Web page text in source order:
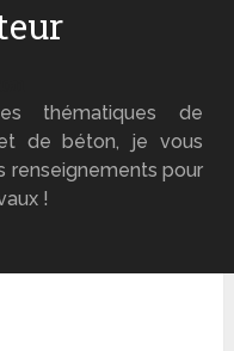
thématiques de
de béton, je vous
renseignements pour
!